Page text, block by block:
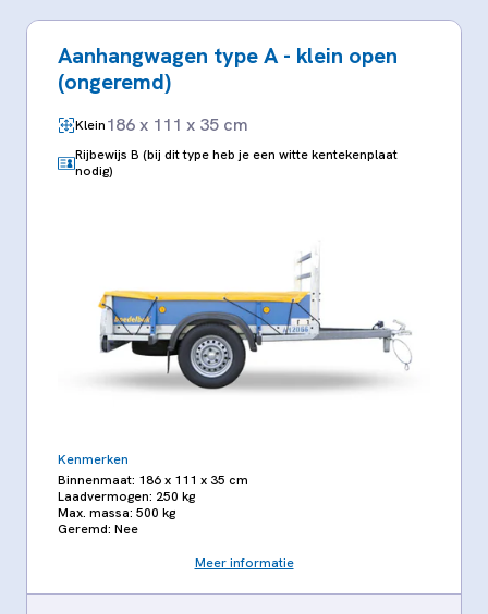
Aanhangwagen type A - klein open
(ongeremd)
Klein186 x 111 x 35 cm
Rijbewijs B (bij dit type heb je een witte kentekenplaat
nodig)
Kenmerken
Binnenmaat: 186 x 111 x 35 cm
Laadvermogen: 250 kg
Max. massa: 500 kg
Geremd: Nee
Meer informatie